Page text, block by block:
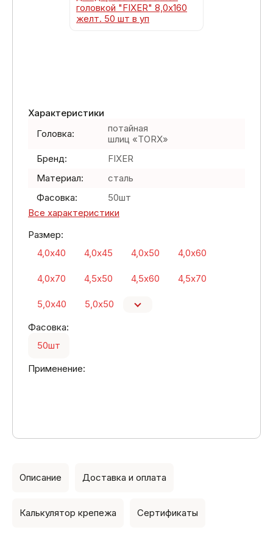
Характеристики
Головка:
потайная
шлиц «TORX»
Бренд:
FIXER
Материал:
сталь
Фасовка:
50шт
Все характеристики
Размер:
4,0х40
4,0х45 4,0х50 4,0х60
4,0х70 4,5х50 4,5х60 4,5х70
5,0х40
5,0х50
Фасовка:
50шт
Применение:
Описание Доставка и оплата
Калькулятор крепежа Сертификаты